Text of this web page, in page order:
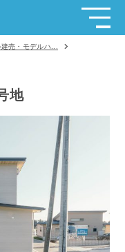
建売・モデルハ...
地